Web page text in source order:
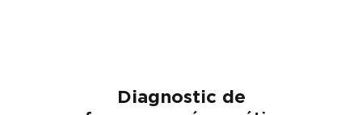
Diagnostic de